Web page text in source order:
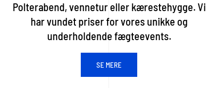
Polterabend, vennetur eller kærestehygge. Vi
har vundet priser for vores unikke og
underholdende fægteevents.
SE MERE